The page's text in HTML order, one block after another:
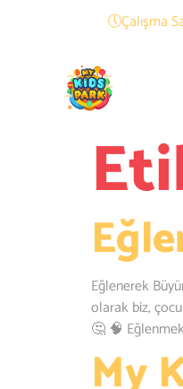
🕔Çalışma
Eğlenerek
olarak biz,
🤔 🧠
My